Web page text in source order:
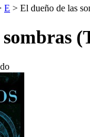
E > El dueño de las